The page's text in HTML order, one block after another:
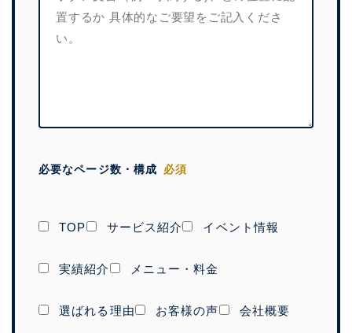
必要なページ数・構成 必須
TOP サービス紹介 イベント情報
実績紹介 メニュー・料金
選ばれる理由 お客様の声 会社概要